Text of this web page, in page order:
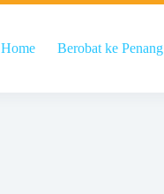
Home Berobat ke Penang